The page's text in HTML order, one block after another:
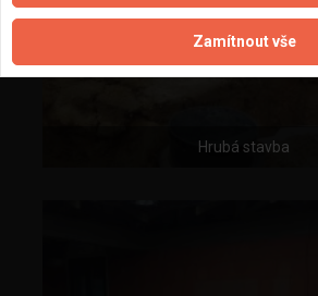
Hrubá stavba
Zamítnout vše